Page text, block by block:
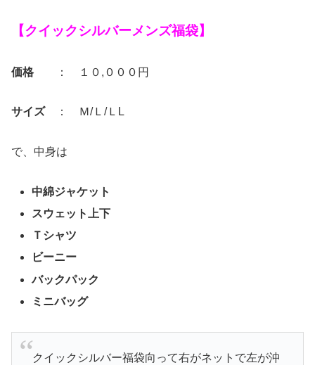
【クイックシルバーメンズ福袋】
価格 ： １０,０００円
サイズ： Ｍ/Ｌ/ＬL
で、中身は
中綿ジャケット
スウェット上下
Ｔシャツ
ビーニー
バックパック
ミニバッグ
クイックシルバー福袋向って右がネットで左が沖